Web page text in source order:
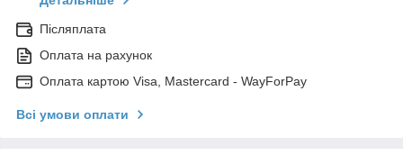
Післяплата
Оплата на рахунок
Оплата картою Visa, Mastercard - WayForPay
Всі умови оплати